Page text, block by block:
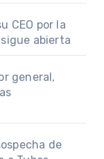
CEO por la
abierta
general,
de